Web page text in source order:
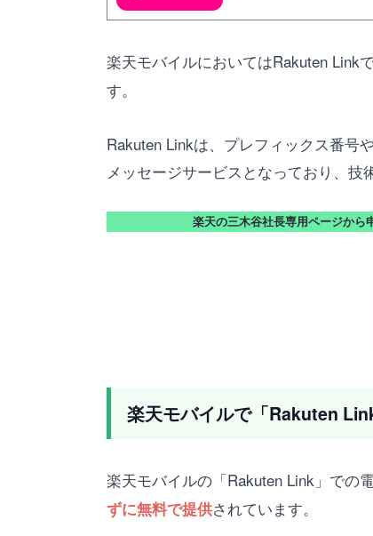
楽天モバイルにおいてはRakuten Linkで
す。
Rakuten Linkは、プレフィックス番号
メッセージサービスとなっており、技
楽天の三木谷社長専用ページから
楽天モバイルで「Rakuten
楽天モバイルの「Rakuten Link」での
ずに無料で提供されています。